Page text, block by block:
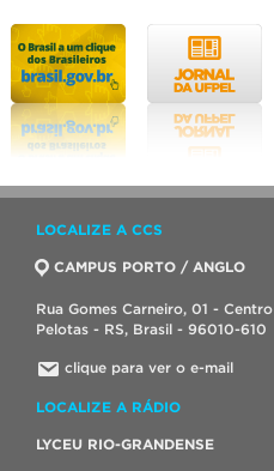
LOCALIZE A CCS
CAMPUS PORTO / ANGLO
Rua Gomes Carneiro, 01 - Centro
Pelotas - RS, Brasil - 96010-610
clique para ver o e-mail
LOCALIZE A RÁDIO
LYCEU RIO-GRANDENSE